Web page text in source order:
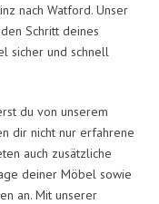
nach Watford. Unser
Schritt deines
sicher und schnell
du von unserem
dir nicht nur erfahrene
auch zusätzliche
deiner Möbel sowie
an. Mit unserer